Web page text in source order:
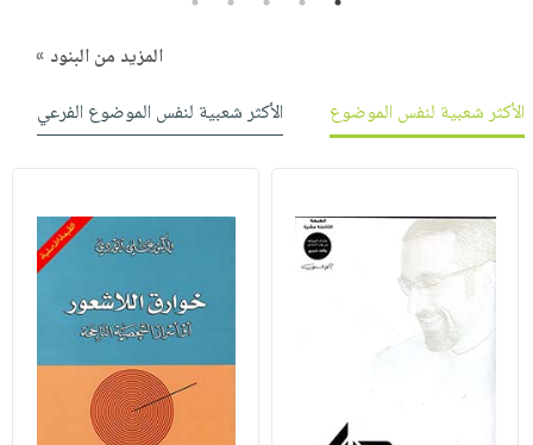
المزيد من البنود »
الأكثر شعبية لنفس الموضوع
الأكثر شعبية لنفس الموضوع الفرعي